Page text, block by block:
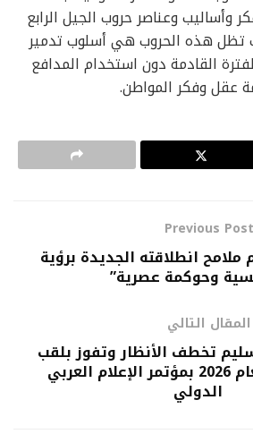
وأساليب وعناصر حروب الجيل الرابع
تظل هذه الحروب هي أسلوب تدمير
القادمة دون استخدام المدافع
عقل وفكر المواطن.
Previous Post
انطلاقته الجديدة برؤية
وحوكمة عصرية”
المقال التالي
تخطف الأنظار وتفوز بلقب
أفضل أغنية لعام 2026 بمؤتمر الإعلام العربي
الدولي